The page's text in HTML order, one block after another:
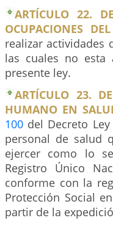
ARTÍCULO 22.
OCUPACIONES
realizar actividades
las cuales no esta
presente ley.
ARTÍCULO 23.
HUMANO EN
100 del Decreto
personal de salud
ejercer como lo
Registro Único
conforme con la
Protección Social
partir de la